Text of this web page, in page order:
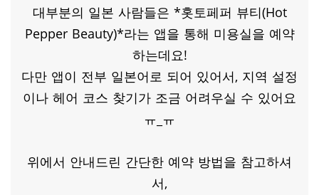
대부분의 일본 사람들은 *홋토페퍼 뷰티(Hot
Pepper Beauty)*라는 앱을 통해 미용실을 예약
하는데요!
다만 앱이 전부 일본어로 되어 있어서, 지역 설정
이나 헤어 코스 찾기가 조금 어려우실 수 있어요
ㅠ_ㅠ
위에서 안내드린 간단한 예약 방법을 참고하셔
서,